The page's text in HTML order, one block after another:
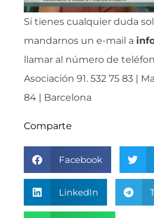
Si tienes cualquier duda
mandarnos un e-mail a
llamar al número de
Asociación 91. 532 75 83 |
84 | Barcelona
Comparte
Facebook
LinkedIn